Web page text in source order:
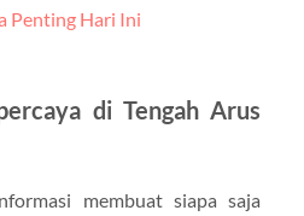
Penting Hari Ini
di Tengah Arus
membuat siapa saja